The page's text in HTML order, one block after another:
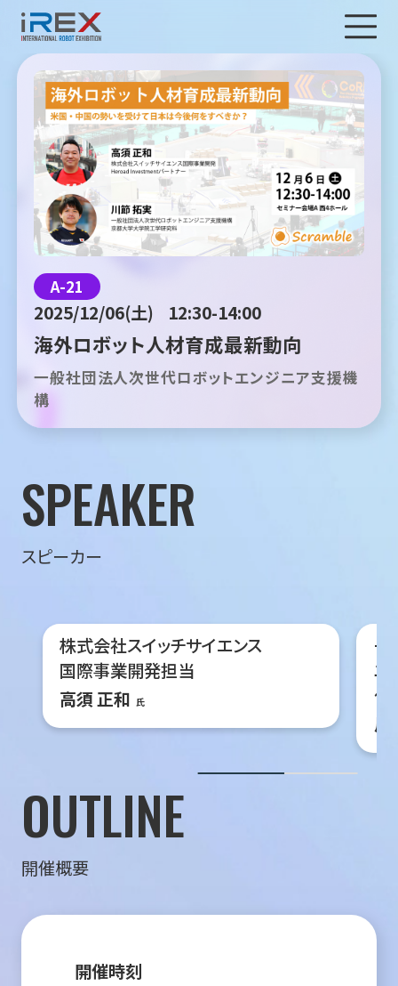
A-21
2025/12/06(土) 12:30-14:00
海外ロボット人材育成最新動向
一般社団法人次世代ロボットエンジニア支援機
構
SPEAKER
スピーカー
株式会社スイッチサイエンス
国際事業開発担当
高須 正和 氏
一
ニ
代
川
OUTLINE
開催概要
開催時刻